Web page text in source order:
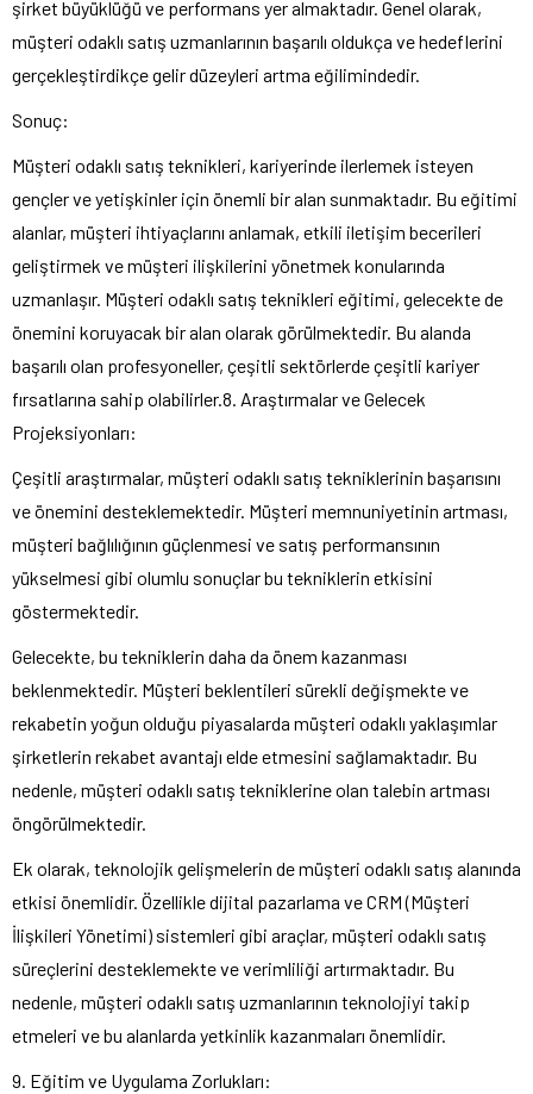
şirket büyüklüğü ve performans yer almaktadır. Genel olarak,
müşteri odaklı satış uzmanlarının başarılı oldukça ve hedeflerini
gerçekleştirdikçe gelir düzeyleri artma eğilimindedir.
Sonuç:
Müşteri odaklı satış teknikleri, kariyerinde ilerlemek isteyen
gençler ve yetişkinler için önemli bir alan sunmaktadır. Bu eğitimi
alanlar, müşteri ihtiyaçlarını anlamak, etkili iletişim becerileri
geliştirmek ve müşteri ilişkilerini yönetmek konularında
uzmanlaşır. Müşteri odaklı satış teknikleri eğitimi, gelecekte de
önemini koruyacak bir alan olarak görülmektedir. Bu alanda
başarılı olan profesyoneller, çeşitli sektörlerde çeşitli kariyer
fırsatlarına sahip olabilirler.8. Araştırmalar ve Gelecek
Projeksiyonları:
Çeşitli araştırmalar, müşteri odaklı satış tekniklerinin başarısını
ve önemini desteklemektedir. Müşteri memnuniyetinin artması,
müşteri bağlılığının güçlenmesi ve satış performansının
yükselmesi gibi olumlu sonuçlar bu tekniklerin etkisini
göstermektedir.
Gelecekte, bu tekniklerin daha da önem kazanması
beklenmektedir. Müşteri beklentileri sürekli değişmekte ve
rekabetin yoğun olduğu piyasalarda müşteri odaklı yaklaşımlar
şirketlerin rekabet avantajı elde etmesini sağlamaktadır. Bu
nedenle, müşteri odaklı satış tekniklerine olan talebin artması
öngörülmektedir.
Ek olarak, teknolojik gelişmelerin de müşteri odaklı satış alanında
etkisi önemlidir. Özellikle dijital pazarlama ve CRM (Müşteri
İlişkileri Yönetimi) sistemleri gibi araçlar, müşteri odaklı satış
süreçlerini desteklemekte ve verimliliği artırmaktadır. Bu
nedenle, müşteri odaklı satış uzmanlarının teknolojiyi takip
etmeleri ve bu alanlarda yetkinlik kazanmaları önemlidir.
9. Eğitim ve Uygulama Zorlukları: